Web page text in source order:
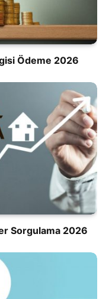
Ödeme 2026
Sorgulama 2026